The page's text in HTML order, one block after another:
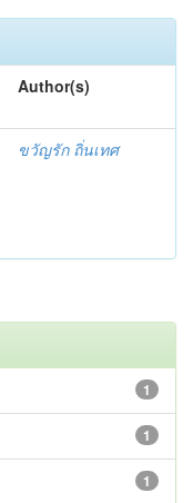
Author(s)
ขวัญรัก ถิ่นเทศ
1
1
1